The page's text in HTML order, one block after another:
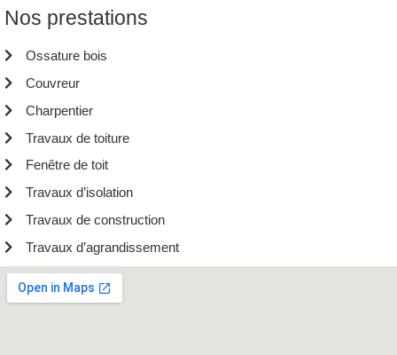
Nos prestations
Ossature bois
Couvreur
Charpentier
Travaux de toiture
Fenêtre de toit
Travaux d’isolation
Travaux de construction
Travaux d’agrandissement